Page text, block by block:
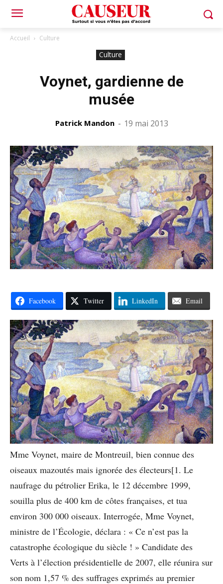
Accueil Culture
Culture
Voynet, gardienne de
musée
Patrick Mandon - 19 mai 2013
Facebook Twitter LinkedIn Email
Mme Voynet, maire de Montreuil, bien connue des
oiseaux mazoutés mais ignorée des électeurs[1. Le
naufrage du pétrolier Erika, le 12 décembre 1999,
souilla plus de 400 km de côtes françaises, et tua
environ 300 000 oiseaux. Interrogée, Mme Voynet,
ministre de l’Écologie, déclara : « Ce n’est pas la
catastrophe écologique du siècle ! » Candidate des
Verts à l’élection présidentielle de 2007, elle réunira sur
son nom 1,57 % des suffrages exprimés au premier